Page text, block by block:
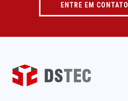
ENTRE EM CONTATO